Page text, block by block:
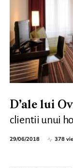
D’ale lui
clientii unui
29/06/2018 378